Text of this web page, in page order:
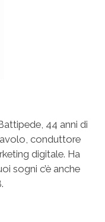
44 anni di
conduttore
digitale. Ha
sogni c’è anche